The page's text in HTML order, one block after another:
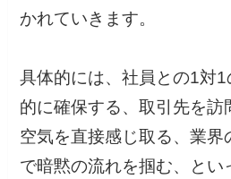
かれていきます。
具体的には、社員との1対
的に確保する、取引先を訪
空気を直接感じ取る、業界
で暗黙の流れを掴む、とい